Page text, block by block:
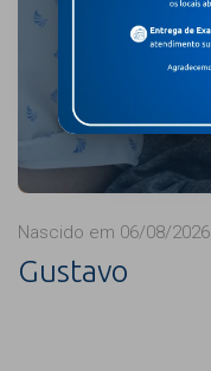
Nascido em 06/08/2026
Gustavo